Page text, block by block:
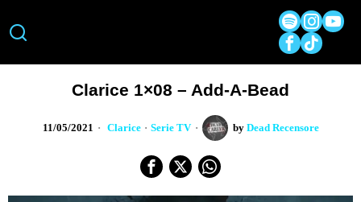
Clarice 1×08 – Add-A-Bead
11/05/2021 Clarice · Serie TV by Dead Recensore